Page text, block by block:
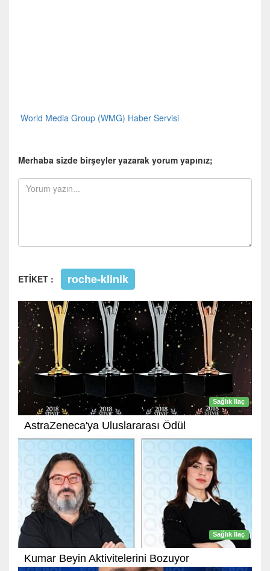
World Media Group (WMG) Haber Servisi
Merhaba sizde birşeyler yazarak yorum yapınız;
ETİKET : roche-klinik
Sağlık İlaç
AstraZeneca'ya Uluslararası Ödül
Sağlık İlaç
Kumar Beyin Aktivitelerini Bozuyor